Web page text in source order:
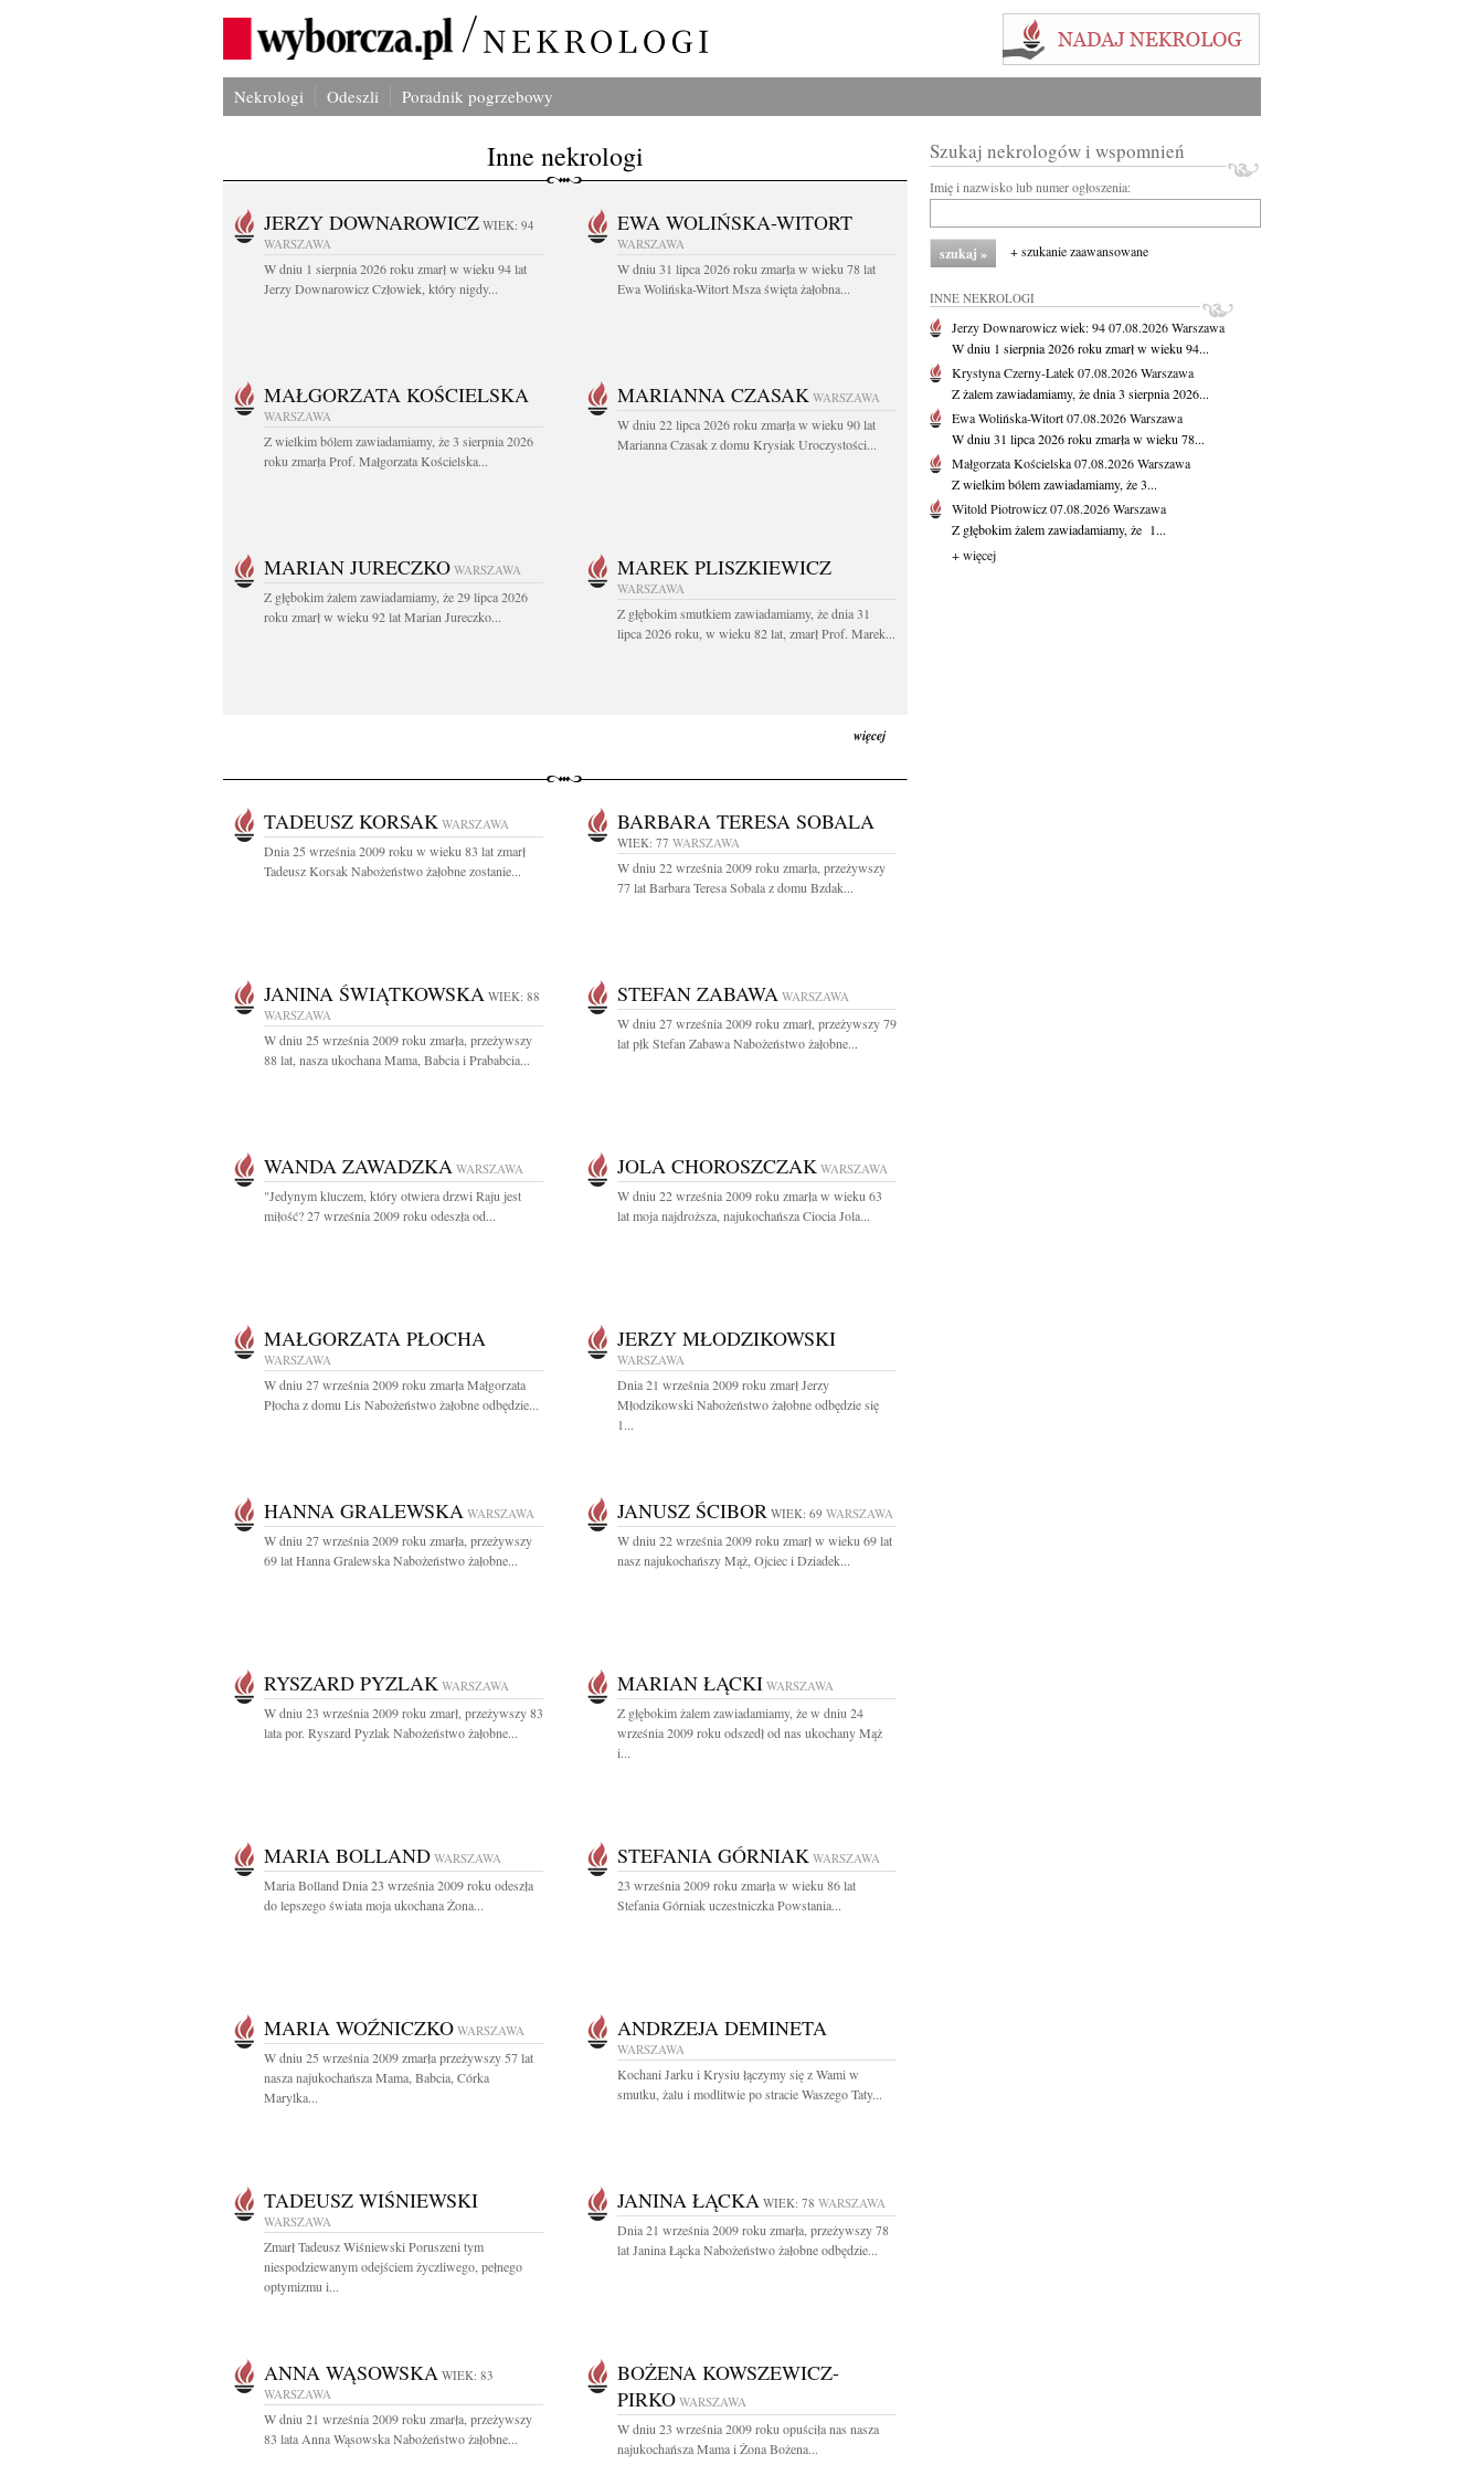
Nekrologi Odeszli Poradnik pogrzebowy
Inne nekrologi
JERZY DOWNAROWICZ WIEK: 94
WARSZAWA
W dniu 1 sierpnia 2026 roku zmarł w wieku 94 lat
Jerzy Downarowicz Człowiek, który nigdy...
EWA WOLIŃSKA-WITORT
WARSZAWA
W dniu 31 lipca 2026 roku zmarła w wieku 78 lat
Ewa Wolińska-Witort Msza święta żałobna...
MAŁGORZATA KOŚCIELSKA
WARSZAWA
Z wielkim bólem zawiadamiamy, że 3 sierpnia 2026
roku zmarła Prof. Małgorzata Kościelska...
MARIANNA CZASAK WARSZAWA
W dniu 22 lipca 2026 roku zmarła w wieku 90 lat
Marianna Czasak z domu Krysiak Uroczystości...
MARIAN JURECZKO WARSZAWA
Z głębokim żalem zawiadamiamy, że 29 lipca 2026
roku zmarł w wieku 92 lat Marian Jureczko...
MAREK PLISZKIEWICZ
WARSZAWA
Z głębokim smutkiem zawiadamiamy, że dnia 31
lipca 2026 roku, w wieku 82 lat, zmarł Prof. Marek...
więcej
TADEUSZ KORSAK WARSZAWA
Dnia 25 września 2009 roku w wieku 83 lat zmarł
Tadeusz Korsak Nabożeństwo żałobne zostanie...
BARBARA TERESA SOBALA
WIEK: 77 WARSZAWA
W dniu 22 września 2009 roku zmarła, przeżywszy
77 lat Barbara Teresa Sobala z domu Bzdak...
JANINA ŚWIĄTKOWSKA WIEK: 88
WARSZAWA
W dniu 25 września 2009 roku zmarła, przeżywszy
88 lat, nasza ukochana Mama, Babcia i Prababcia...
STEFAN ZABAWA WARSZAWA
W dniu 27 września 2009 roku zmarł, przeżywszy 79
lat płk Stefan Zabawa Nabożeństwo żałobne...
WANDA ZAWADZKA WARSZAWA
"Jedynym kluczem, który otwiera drzwi Raju jest
miłość? 27 września 2009 roku odeszła od...
JOLA CHOROSZCZAK WARSZAWA
W dniu 22 września 2009 roku zmarła w wieku 63
lat moja najdroższa, najukochańsza Ciocia Jola...
MAŁGORZATA PŁOCHA
WARSZAWA
W dniu 27 września 2009 roku zmarła Małgorzata
Płocha z domu Lis Nabożeństwo żałobne odbędzie...
JERZY MŁODZIKOWSKI
WARSZAWA
Dnia 21 września 2009 roku zmarł Jerzy
Młodzikowski Nabożeństwo żałobne odbędzie się
1...
HANNA GRALEWSKA WARSZAWA
W dniu 27 września 2009 roku zmarła, przeżywszy
69 lat Hanna Gralewska Nabożeństwo żałobne...
JANUSZ ŚCIBOR WIEK: 69 WARSZAWA
W dniu 22 września 2009 roku zmarł w wieku 69 lat
nasz najukochańszy Mąż, Ojciec i Dziadek...
RYSZARD PYZLAK WARSZAWA
W dniu 23 września 2009 roku zmarł, przeżywszy 83
lata por. Ryszard Pyzlak Nabożeństwo żałobne...
MARIAN ŁĄCKI WARSZAWA
Z głębokim żalem zawiadamiamy, że w dniu 24
września 2009 roku odszedł od nas ukochany Mąż
i...
MARIA BOLLAND WARSZAWA
Maria Bolland Dnia 23 września 2009 roku odeszła
do lepszego świata moja ukochana Żona...
STEFANIA GÓRNIAK WARSZAWA
23 września 2009 roku zmarła w wieku 86 lat
Stefania Górniak uczestniczka Powstania...
MARIA WOŹNICZKO WARSZAWA
W dniu 25 września 2009 zmarła przeżywszy 57 lat
nasza najukochańsza Mama, Babcia, Córka
Marylka...
ANDRZEJA DEMINETA
WARSZAWA
Kochani Jarku i Krysiu łączymy się z Wami w
smutku, żalu i modlitwie po stracie Waszego Taty...
TADEUSZ WIŚNIEWSKI
WARSZAWA
Zmarł Tadeusz Wiśniewski Poruszeni tym
niespodziewanym odejściem życzliwego, pełnego
optymizmu i...
JANINA ŁĄCKA WIEK: 78 WARSZAWA
Dnia 21 września 2009 roku zmarła, przeżywszy 78
lat Janina Łącka Nabożeństwo żałobne odbędzie...
ANNA WĄSOWSKA WIEK: 83
WARSZAWA
W dniu 21 września 2009 roku zmarła, przeżywszy
83 lata Anna Wąsowska Nabożeństwo żałobne...
BOŻENA KOWSZEWICZ-
PIRKO WARSZAWA
W dniu 23 września 2009 roku opuściła nas nasza
najukochańsza Mama i Żona Bożena...
Szukaj nekrologów i wspomnień
Imię i nazwisko lub numer ogłoszenia:
+ szukanie zaawansowane
INNE NEKROLOGI
Jerzy Downarowiczwiek: 9407.08.2026Warszawa
W dniu 1 sierpnia 2026 roku zmarł w wieku 94...
Krystyna Czerny-Latek07.08.2026Warszawa
Z żalem zawiadamiamy, że dnia 3 sierpnia 2026...
Ewa Wolińska-Witort07.08.2026Warszawa
W dniu 31 lipca 2026 roku zmarła w wieku 78...
Małgorzata Kościelska07.08.2026Warszawa
Z wielkim bólem zawiadamiamy, że 3...
Witold Piotrowicz07.08.2026Warszawa
Z głębokim żalem zawiadamiamy, że 1...
+ więcej